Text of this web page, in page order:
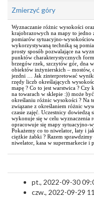
Zmierzyć góry
Wyznaczanie różnic wysokości
krajobrazowych na mapy to jedno
pomiarów sytuacyjno-
wykorzystywaną techniką są
prosty sposób pozwalające na
punktów charakterystycznych
brzegów rzek, szczytów gór, dna
obiektów inżynierskich – mostów,
jezdni … Jak zinterpretować
rzędy liczb określających
mapę ? Co to jest warstwica ? Czy
na towarach w sklepie :)) może
określaniu różnic wysokości ? Na
związane z określaniem różnic
czasie zajęć. Uczestnicy dowiedzą
wykonuje się w celu wyznaczenia
opracowuje się mapy sytuacyjno-
Pokażemy co to niwelator, łaty i
ciężkie żabki ? Razem
niwelator, kasa w supermarkecie i
pt., 2022-09-30
czw., 2022-09-29